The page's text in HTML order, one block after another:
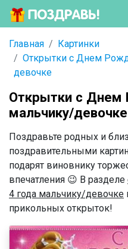
Главная
Картинки
Открытки с Днем
девочке
Открытки с Днем
мальчику/девочке
Поздравьте родных и
поздравительными
подарят виновнику
впечатления 😉 В разделе
4 года мальчику/девочке
прикольных открыток!